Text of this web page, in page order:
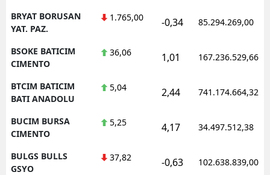
BRYAT BORUSAN
YAT. PAZ.
1.765,00 -0,34 85.294.269,00
BSOKE BATICIM
CIMENTO
36,06 1,01 167.236.529,66
BTCIM BATICIM
BATI ANADOLU
5,04 2,44 741.174.664,32
BUCIM BURSA
CIMENTO
5,25 4,17 34.497.512,38
BULGS BULLS
GSYO
37,82 -0,63 102.638.839,00